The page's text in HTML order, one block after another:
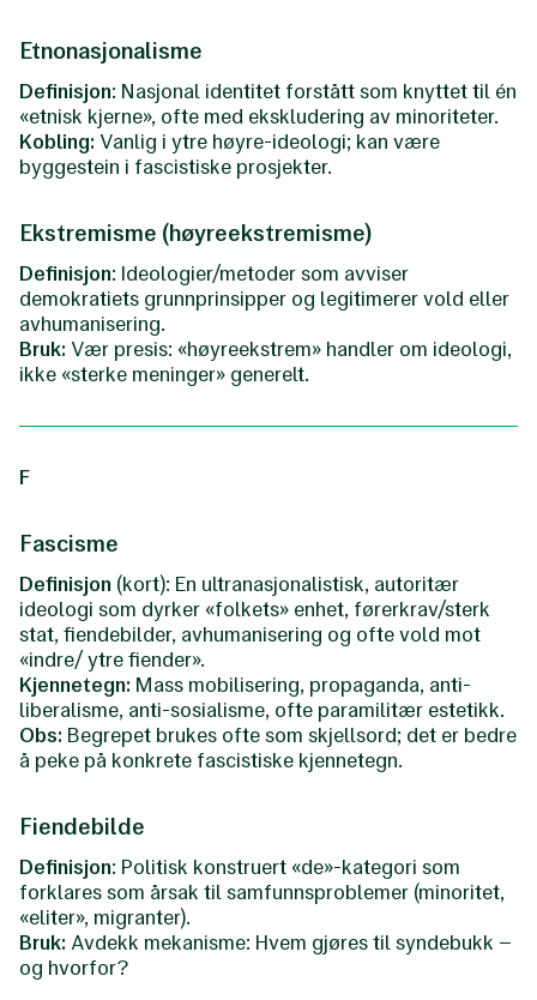
Etnonasjonalisme
Definisjon: Nasjonal identitet forstått som knyttet til én
«etnisk kjerne», ofte med ekskludering av minoriteter.
Kobling: Vanlig i ytre høyre-ideologi; kan være
byggestein i fascistiske prosjekter.
Ekstremisme (høyreekstremisme)
Definisjon: Ideologier/metoder som avviser
demokratiets grunnprinsipper og legitimerer vold eller
avhumanisering.
Bruk: Vær presis: «høyreekstrem» handler om ideologi,
ikke «sterke meninger» generelt.
F
Fascisme
Definisjon (kort): En ultranasjonalistisk, autoritær
ideologi som dyrker «folkets» enhet, førerkrav/sterk
stat, fiendebilder, avhumanisering og ofte vold mot
«indre/ ytre fiender».
Kjennetegn: Mass mobilisering, propaganda, anti-
liberalisme, anti-sosialisme, ofte paramilitær estetikk.
Obs: Begrepet brukes ofte som skjellsord; det er bedre
å peke på konkrete fascistiske kjennetegn.
Fiendebilde
Definisjon: Politisk konstruert «de»-kategori som
forklares som årsak til samfunnsproblemer (minoritet,
«eliter», migranter).
Bruk: Avdekk mekanisme: Hvem gjøres til syndebukk –
og hvorfor?